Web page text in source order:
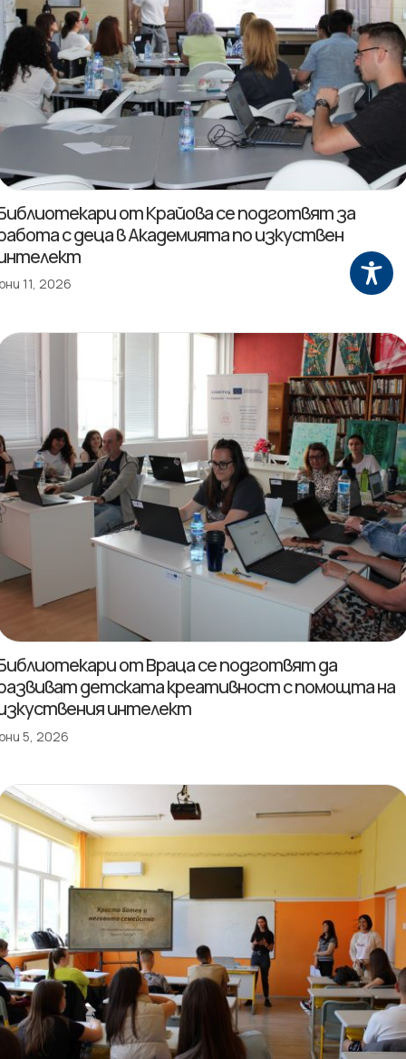
от Крайова се подготвят за
с деца в Академията по изкуствен
11, 2026
от Враца се подготвят да
детската креативност с помощта на
интелект
5, 2026